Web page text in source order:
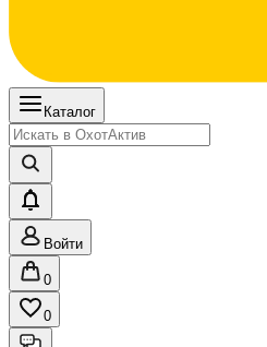
Каталог
Войти
0
0